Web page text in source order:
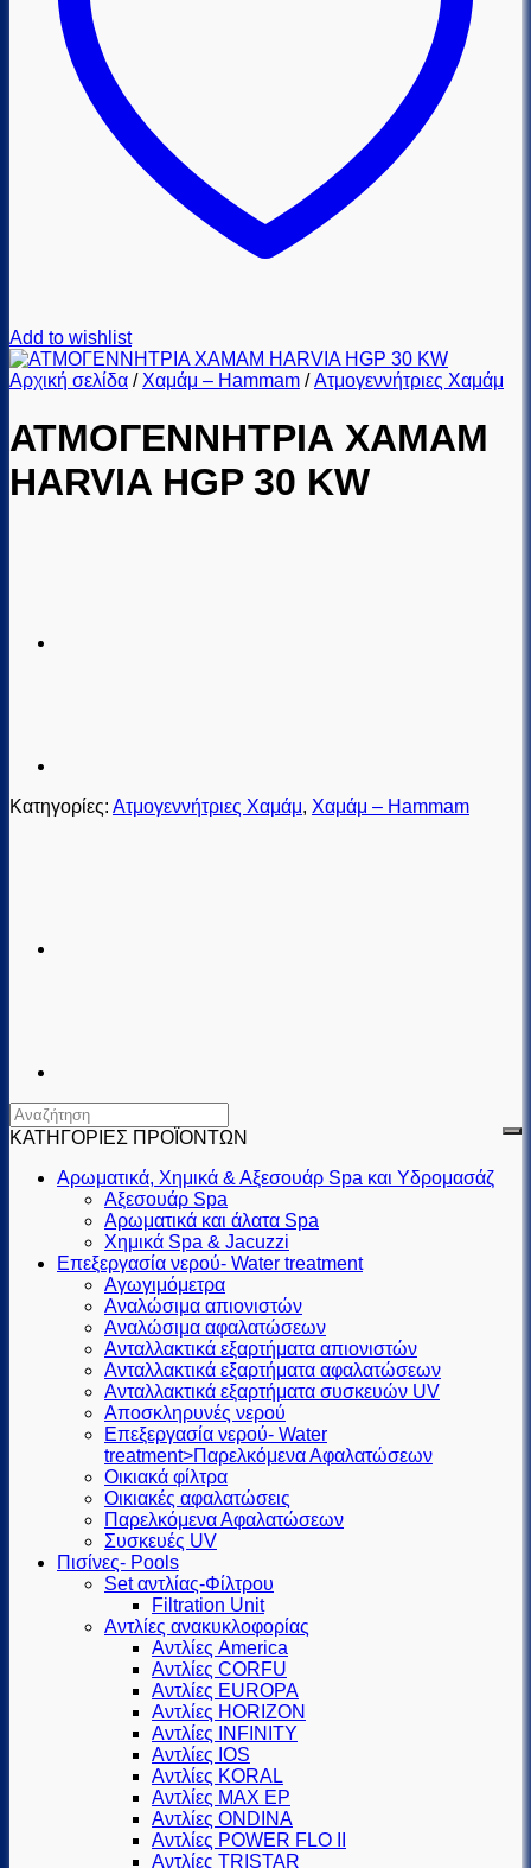
Add to wishlist
Αρχική σελίδα / Χαμάμ – Hammam / Ατμογεννήτριες Χαμάμ
ΑΤΜΟΓΕΝΝΗΤΡΙΑ ΧΑΜΑΜ
HARVIA HGP 30 KW
Κατηγορίες: Ατμογεννήτριες Χαμάμ, Χαμάμ – Hammam
ΚΑΤΗΓΟΡΙΕΣ ΠΡΟΪΟΝΤΩΝ
Αρωματικά, Χημικά & Αξεσουάρ Spa και Υδρομασάζ
Αξεσουάρ Spa
Αρωματικά και άλατα Spa
Χημικά Spa & Jacuzzi
Επεξεργασία νερού- Water treatment
Αγωγιμόμετρα
Αναλώσιμα απιονιστών
Αναλώσιμα αφαλατώσεων
Ανταλλακτικά εξαρτήματα απιονιστών
Ανταλλακτικά εξαρτήματα αφαλατώσεων
Ανταλλακτικά εξαρτήματα συσκευών UV
Αποσκληρυνές νερού
Επεξεργασία νερού- Water
treatment>Παρελκόμενα Αφαλατώσεων
Οικιακά φίλτρα
Οικιακές αφαλατώσεις
Παρελκόμενα Αφαλατώσεων
Συσκευές UV
Πισίνες- Pools
Set αντλίας-Φίλτρου
Filtration Unit
Αντλίες ανακυκλοφορίας
Αντλίες America
Αντλίες CORFU
Αντλίες EUROPA
Αντλίες HORIZON
Αντλίες INFINITY
Αντλίες IOS
Αντλίες KORAL
Αντλίες MAX EP
Αντλίες ONDINA
Αντλίες POWER FLO II
Αντλίες TRISTAR